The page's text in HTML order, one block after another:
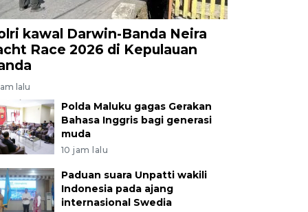
kawal Darwin-Banda Neira
Race 2026 di Kepulauan
lalu
Polda Maluku gagas Gerakan
Bahasa Inggris bagi generasi
muda
10 jam lalu
Paduan suara Unpatti wakili
Indonesia pada ajang
internasional Swedia